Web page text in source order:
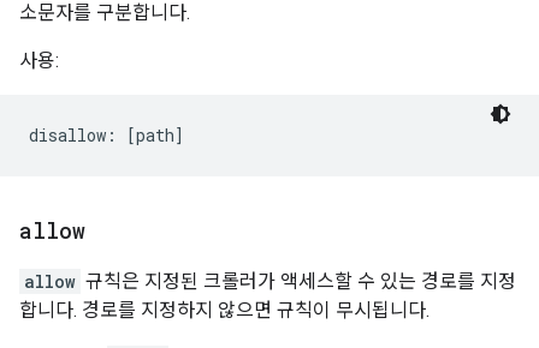
소문자를 구분합니다.
사용:
allow
allow 규칙은 지정된 크롤러가 액세스할 수 있는 경로를 지정
합니다. 경로를 지정하지 않으면 규칙이 무시됩니다.